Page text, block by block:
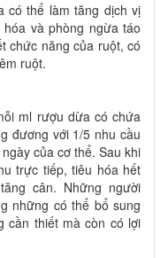
có thể làm tăng dịch vị
và phòng ngừa táo
chức năng của ruột, có
ruột.
ml rượu dừa có chứa
đương với 1/5 nhu cầu
của cơ thể. Sau khi
trực tiếp, tiêu hóa hết
cân. Những người
những có thể bổ sung
cần thiết mà còn có lợi